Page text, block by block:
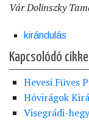
Vár Dolinszky
kirándulás
Kapcsolódó
Hevesi Füves
Hóvirágok
Visegrádi-